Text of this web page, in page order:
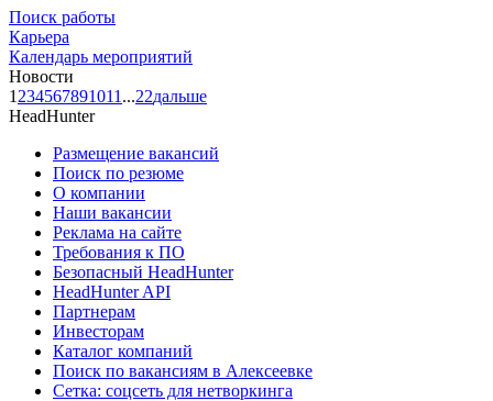
Поиск работы
Карьера
Календарь мероприятий
Новости
1 234567891011 ...22дальше
HeadHunter
Размещение вакансий
Поиск по резюме
О компании
Наши вакансии
Реклама на сайте
Требования к ПО
Безопасный HeadHunter
HeadHunter API
Партнерам
Инвесторам
Каталог компаний
Поиск по вакансиям в Алексеевке
Сетка: соцсеть для нетворкинга